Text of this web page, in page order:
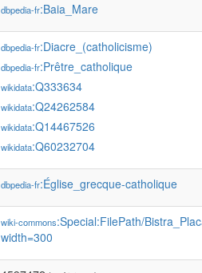
dbpedia-fr:Baia_Mare
dbpedia-fr:Diacre_(catholicisme)
dbpedia-fr:Prêtre_catholique
wikidata:Q333634
wikidata:Q24262584
wikidata:Q14467526
wikidata:Q60232704
dbpedia-fr:Église_grecque-catholique
wiki-commons:Special:FilePath/
width=300